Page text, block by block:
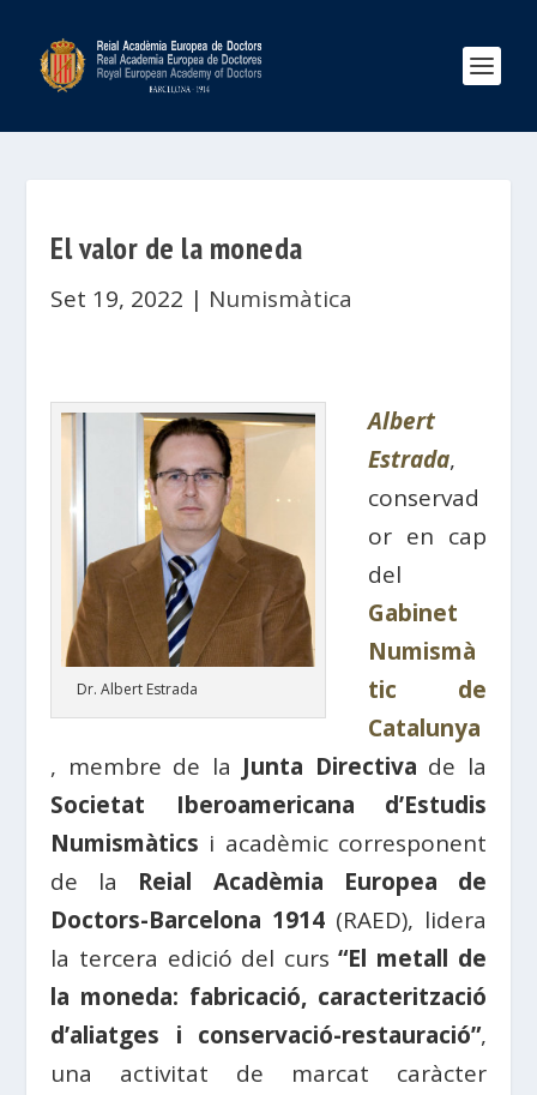
El valor de la moneda
Set 19, 2022 | Numismàtica
Dr. Albert Estrada
Albert
Estrada,
conservad
or en cap
del
Gabinet
Numismà
tic de
Catalunya
, membre de la Junta Directiva de la
Societat Iberoamericana d’Estudis
Numismàtics i acadèmic corresponent
de la Reial Acadèmia Europea de
Doctors-Barcelona 1914 (RAED), lidera
la tercera edició del curs“El metall de
la moneda: fabricació, caracterització
d’aliatges i conservació-restauració”,
una activitat de marcat caràcter